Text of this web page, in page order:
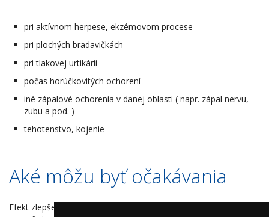
pri aktívnom herpese, ekzémovom procese
pri plochých bradavičkách
pri tlakovej urtikárii
počas horúčkovitých ochorení
iné zápalové ochorenia v danej oblasti ( napr. zápal nervu,
zubu a pod. )
tehotenstvo, kojenie
Aké môžu byť očakávania
Efekt zlepšenia je spravidla viditeľný aj po prvej aplikácii ,